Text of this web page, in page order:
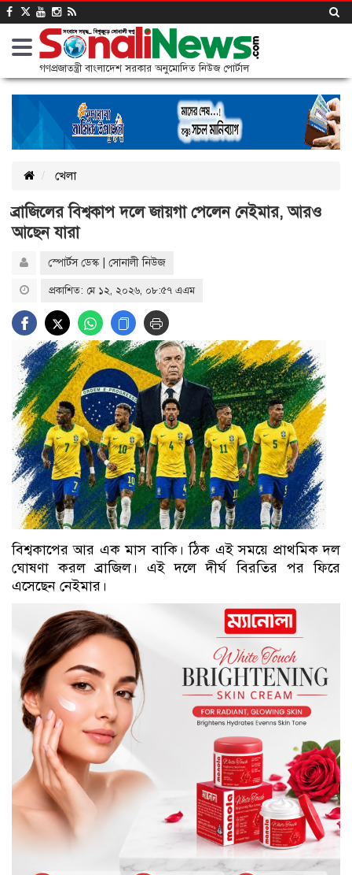
গণপ্রজাতন্ত্রী বাংলাদেশ সরকার অনুমোদিত নিউজ পোর্টাল
খেলা
ব্রাজিলের বিশ্বকাপ দলে জায়গা পেলেন নেইমার, আরও
আছেন যারা
স্পোর্টস ডেস্ক | সোনালী নিউজ
প্রকাশিত: মে ১২, ২০২৬, ০৮:৫৭ এএম
বিশ্বকাপের আর এক মাস বাকি। ঠিক এই সময়ে প্রাথমিক দল
ঘোষণা করল ব্রাজিল। এই দলে দীর্ঘ বিরতির পর ফিরে
এসেছেন নেইমার।